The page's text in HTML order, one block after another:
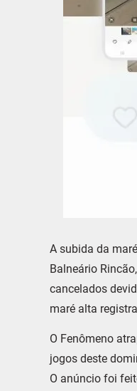
A subida da
Balneário
cancelados
maré alta
O Fenômeno
jogos deste
O anúncio foi